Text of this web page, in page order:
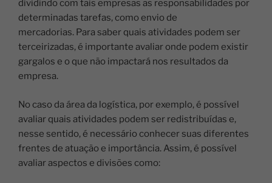
dividindo com tais empresas as responsabilidades por
determinadas tarefas, como envio de
mercadorias. Para saber quais atividades podem ser
terceirizadas, é importante avaliar onde podem existir
gargalos e o que não impactará nos resultados da
empresa.
No caso da área da logística, por exemplo, é possível
avaliar quais atividades podem ser redistribuídas e,
nesse sentido, é necessário conhecer suas diferentes
frentes de atuação e importância. Assim, é possível
avaliar aspectos e divisões como: